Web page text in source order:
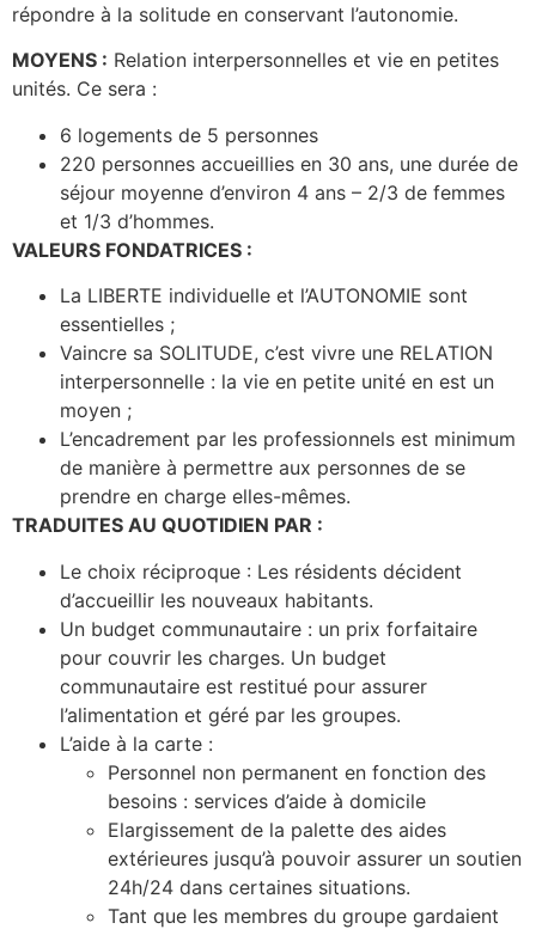
répondre à la solitude en conservant l’autonomie.
MOYENS : Relation interpersonnelles et vie en petites
unités. Ce sera :
6 logements de 5 personnes
220 personnes accueillies en 30 ans, une durée de
séjour moyenne d’environ 4 ans – 2/3 de femmes
et 1/3 d’hommes.
VALEURS FONDATRICES :
La LIBERTE individuelle et l’AUTONOMIE sont
essentielles ;
Vaincre sa SOLITUDE, c’est vivre une RELATION
interpersonnelle : la vie en petite unité en est un
moyen ;
L’encadrement par les professionnels est minimum
de manière à permettre aux personnes de se
prendre en charge elles-mêmes.
TRADUITES AU QUOTIDIEN PAR :
Le choix réciproque : Les résidents décident
d’accueillir les nouveaux habitants.
Un budget communautaire : un prix forfaitaire
pour couvrir les charges. Un budget
communautaire est restitué pour assurer
l’alimentation et géré par les groupes.
L’aide à la carte :
Personnel non permanent en fonction des
besoins : services d’aide à domicile
Elargissement de la palette des aides
extérieures jusqu’à pouvoir assurer un soutien
24h/24 dans certaines situations.
Tant que les membres du groupe gardaient